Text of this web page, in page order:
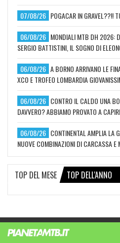
07/08/26 POGACAR IN GRAVEL??!!
06/08/26 MONDIALI MTB DH 2026:
SERGIO BATTISTINI, IL SOGNO DI
06/08/26 A BORNO ARRIVANO LE
XCO E TROFEO LOMBARDIA
06/08/26 CONTRO IL CALDO UNA
DAVVERO? ABBIAMO PROVATO A
06/08/26 CONTINENTAL AMPLIA LA
NUOVE COMBINAZIONI DI CARCASSA E
TOP DEL MESE TOP DELL'ANNO